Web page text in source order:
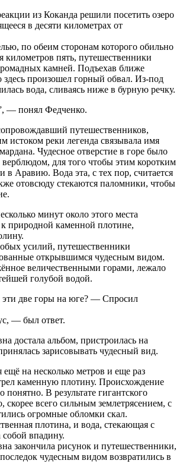
из Коканда решили посетить озеро
в десяти километрах от
по обеим сторонам которого обильно
километров пять, путешественники
камней. Подъехав ближе
здесь произошел горный обвал. Из-под
вода, сливаясь ниже в бурную речку.
— понял Федченко.
путешественников,
истоком реки легенда связывала имя
Чудесное отверстие в горе было
для того чтобы этим коротким
в Аравию. Вода эта, с тех пор, считается
отовсюду стекаются паломники, чтобы
минут около этого места
природной каменной плотине,
усилий, путешественники
открывшимся чудесным видом.
величественными горами, лежало
голубой водой.
две горы на юге? — Спросил
— был ответ.
достала альбом, пристроилась на
зарисовывать чудесный вид.
на несколько метров и еще раз
каменную плотину. Происхождение
понятно. В результате гигантского
скорее всего сильным землетрясением, с
огромные обломки скал.
плотина, и вода, стекающая с
впадину.
закончила рисунок и путешественники,
чудесным видом возвратились в